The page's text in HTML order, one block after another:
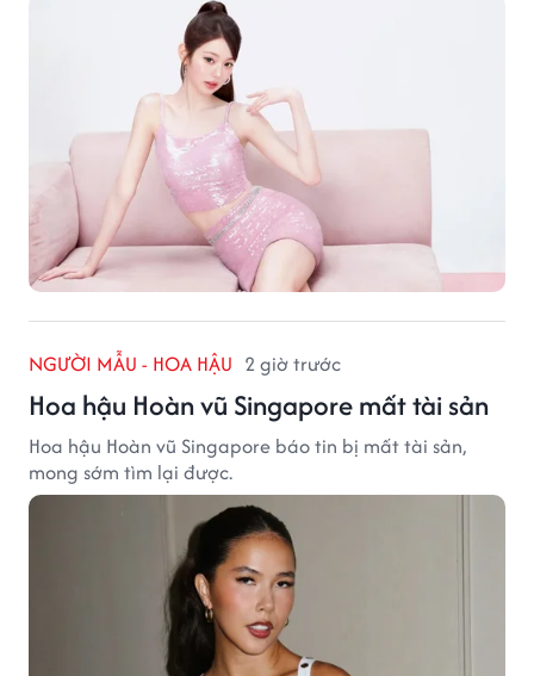
NGƯỜI MẪU - HOA HẬU 2 giờ trước
Hoa hậu Hoàn vũ Singapore mất tài sản
Hoa hậu Hoàn vũ Singapore báo tin bị mất tài sản,
mong sớm tìm lại được.